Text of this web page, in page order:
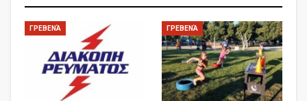
ΓΡΕΒΕΝΆ ΓΡΕΒΕΝΆ